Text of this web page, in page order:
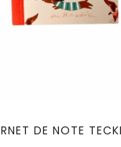
DE NOTE